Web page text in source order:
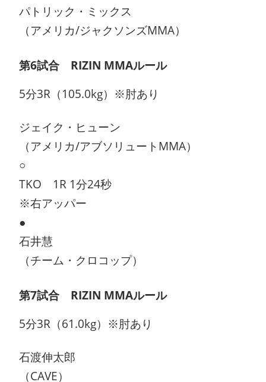
パトリック・ミックス
（アメリカ/ジャクソンズMMA）
第6試合 RIZIN MMAルール
5分3R（105.0kg）※肘あり
ジェイク・ヒューン
（アメリカ/アブソリュートMMA）
○
TKO 1R 1分24秒
※右アッパー
●
石井慧
（チーム・クロコップ）
第7試合 RIZIN MMAルール
5分3R（61.0kg）※肘あり
石渡伸太郎
（CAVE）